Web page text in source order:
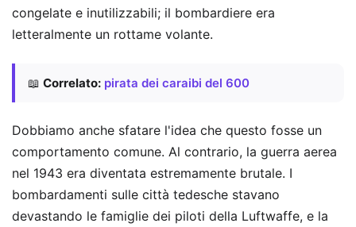
congelate e inutilizzabili; il bombardiere era
letteralmente un rottame volante.
📖 Correlato: pirata dei caraibi del 600
Dobbiamo anche sfatare l'idea che questo fosse un
comportamento comune. Al contrario, la guerra aerea
nel 1943 era diventata estremamente brutale. I
bombardamenti sulle città tedesche stavano
devastando le famiglie dei piloti della Luftwaffe, e la